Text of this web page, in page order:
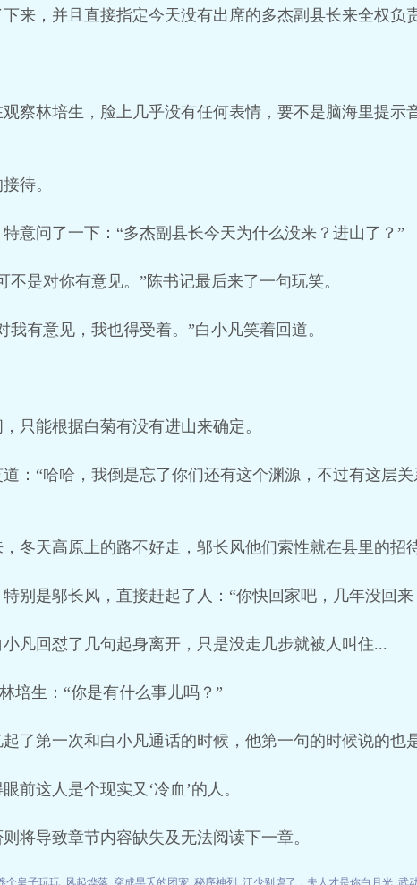
来，并且直接指定今天没有出席的多杰副县长来全权负
察林培生，脸上几乎没有任何表情，要不是脑海里提示
待。
意问了一下：“多杰副县长今天为什么没来？进山了？”
不是对你有意见。”陈书记最后来了一句玩笑。
有意见，我也得受着。”白小凡笑着回道。
只能根据白菊有没有进山来确定。
：“哈哈，我倒是忘了你们还有这个渊源，不过有这层
冬天高原上的路不好走，邬长风他们索性就在县里的招
别是邬长风，直接赶起了人：“你快回家吧，几年没回
凡回怼了几句起身离开，只是没走几步就被人叫住...
培生：“你是有什么事儿吗？”
了第一次和白小凡通话的时候，他第一句的时候说的也
前这人是个现实又‘冷血’的人。
将导致章节内容缺失及无法阅读下一章。
个皇子玩玩 风起烨落 穿成早夭的团宠 秘序神列 江少别虐了，夫人才是你白月光 武